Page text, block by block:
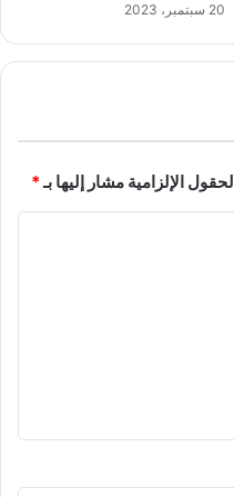
20 سبتمبر، 2023
الحقول الإلزامية مشار إليها بـ*